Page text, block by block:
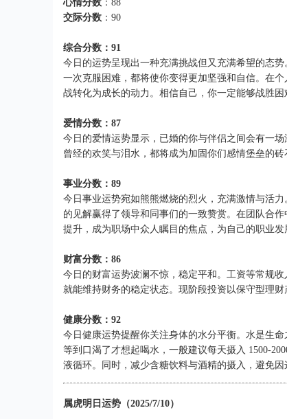
心情分数 ：88
交际分数 ：90
综合分数：91
今日的运势呈现出一种充满挑战但又充满希望的态
一次克服困难，都将使你变得更加坚强和自信。在
战转化为成长的动力。相信自己，你一定能够战胜困
爱情分数：87
今日的爱情运势显示，已婚的你与伴侣之间会有一
曾经的欢笑与泪水，都将成为加固你们感情堡垒的砖
事业分数：89
今日事业运势宛如熊熊燃烧的烈火，充满激情与活
的见解赢得了领导和同事们的一致赞赏。在团队合
提升，成为职场中众人瞩目的焦点，为自己的职业发
财富分数：86
今日的财富运势波澜不惊，稳定平和。工资等常规
就能维持财务的稳定状态。现阶段投资以保守型理
健康分数：92
今日健康运势提醒你关注身体的水分平衡。水是生
等到口渴了才想起喝水，一般建议每天摄入 1500-
液循环。同时，减少含糖饮料与酒精的摄入，避免因
属虎明日运势（2025/7/10）